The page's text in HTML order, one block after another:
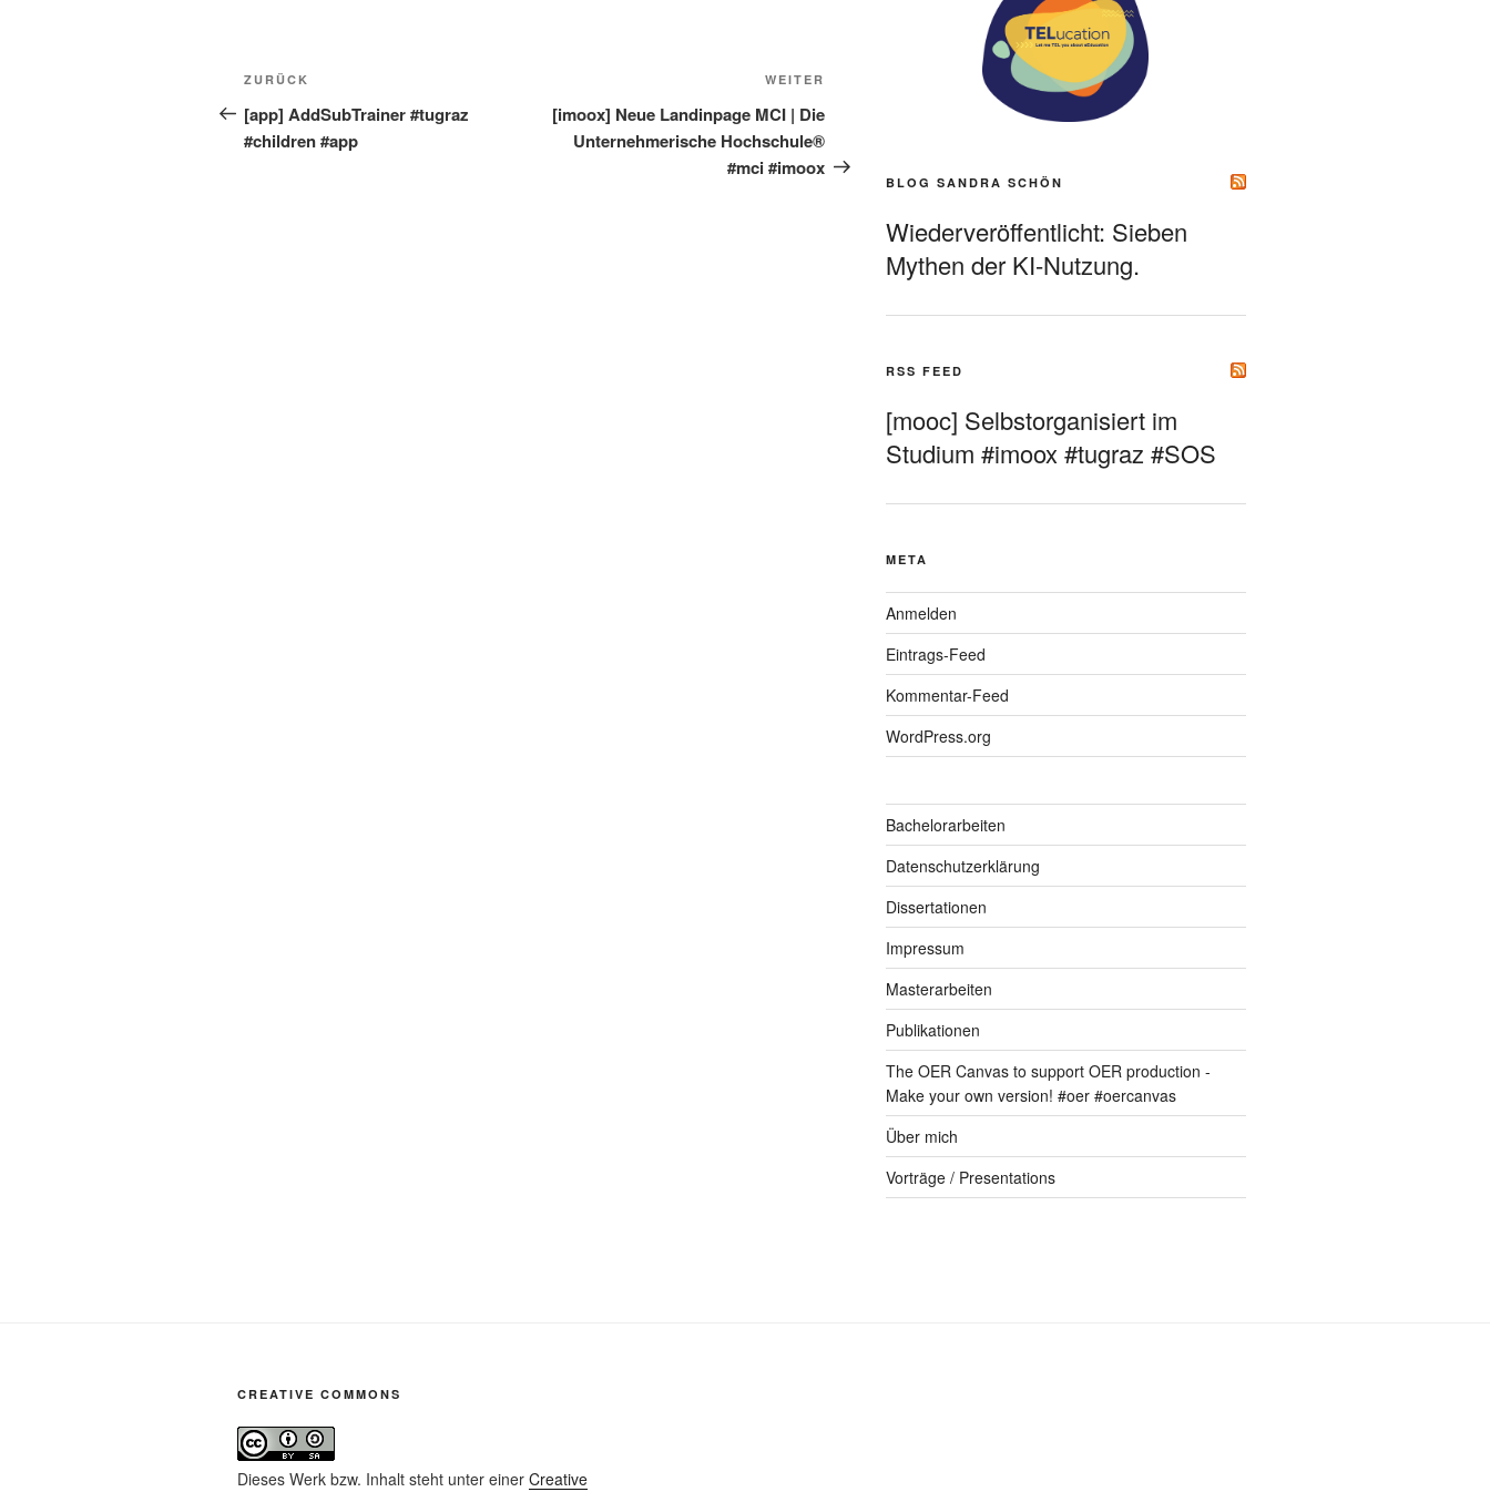
Beitragsnavigation
Vorheriger
Beitrag
ZURÜCK
[app] AddSubTrainer #tugraz
#children #app
Beitrag
WEITER
[imoox] Neue Landinpage MCI | Die
Unternehmerische Hochschule®
#mci #imoox
BLOG SANDRA SCHÖN
Wiederveröffentlicht: Sieben
Mythen der KI-Nutzung.
RSS FEED
[mooc] Selbstorganisiert im
Studium #imoox #tugraz #SOS
META
Anmelden
Eintrags-Feed
Kommentar-Feed
WordPress.org
Bachelorarbeiten
Datenschutzerklärung
Dissertationen
Impressum
Masterarbeiten
Publikationen
The OER Canvas to support OER production -
Make your own version! #oer #oercanvas
Über mich
Vorträge / Presentations
CREATIVE COMMONS
Dieses Werk bzw. Inhalt steht unter einer Creative